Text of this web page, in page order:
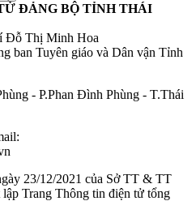
ĐẢNG BỘ TỈNH THÁI
Đỗ Thị Minh Hoa
ban Tuyên giáo và Dân vận Tỉnh
- P.Phan Đình Phùng - T.Thái
23/12/2021 của Sở TT & TT
Trang Thông tin điện tử tổng